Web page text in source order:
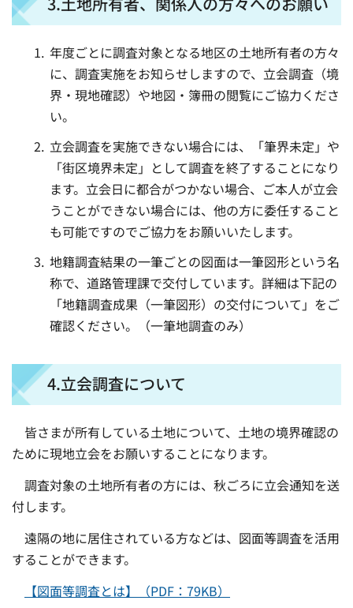
年度ごとに調査対象となる地区の土地所有者の方々
に、調査実施をお知らせしますので、立会調査（境
界・現地確認）や地図・簿冊の閲覧にご協力くださ
い。
立会調査を実施できない場合には、「筆界未定」や
「街区境界未定」として調査を終了することになり
ます。立会日に都合がつかない場合、ご本人が立会
うことができない場合には、他の方に委任すること
も可能ですのでご協力をお願いいたします。
地籍調査結果の一筆ごとの図面は一筆図形という名
称で、道路管理課で交付しています。詳細は下記の
「地籍調査成果（一筆図形）の交付について」をご
確認ください。（一筆地調査のみ）
4.立会調査について
皆さまが所有している土地について、土地の境界確認の
ために現地立会をお願いすることになります。
調査対象の土地所有者の方には、秋ごろに立会通知を送
付します。
遠隔の地に居住されている方などは、図面等調査を活用
することができます。
【図面等調査とは】（PDF：79KB）